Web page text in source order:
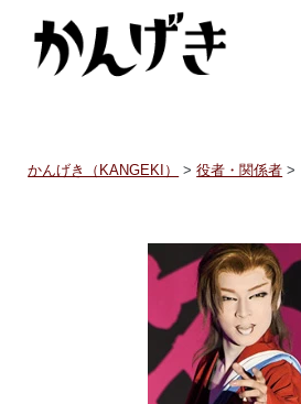
かんげき（KANGEKI） >役者・関係者 >